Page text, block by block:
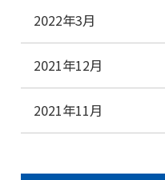
2022年3月
2021年12月
2021年11月